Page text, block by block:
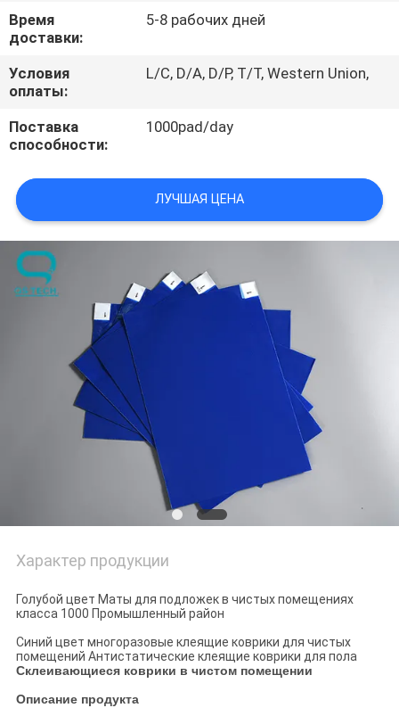
НОВОСТИ
СПРОСИТЕ
ЦИТАТУ
САЙТА
PRIVACY
POLICY
Время
доставки:
5-8 рабочих дней
Условия
оплаты:
L/C, D/A, D/P, T/T, Western Union,
Поставка
способности:
1000pad/day
ЛУЧШАЯ ЦЕНА
Характер продукции
Голубой цвет Маты для подложек в чистых помещениях
класса 1000 Промышленный район
Синий цвет многоразовые клеящие коврики для чистых
помещений Антистатические клеящие коврики для пола
Склеивающиеся коврики в чистом помещении
Описание продукта